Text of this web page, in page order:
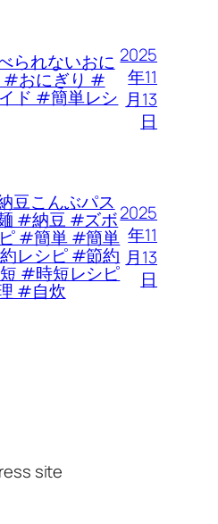
られないおに
#おにぎり #
ド #簡単レシ
2025
年11
月13
日
豆こんぶパス
#納豆 #ズボ
#簡単 #簡単
レシピ #節約
#時短レシピ
#自炊
2025
年11
月13
日
site